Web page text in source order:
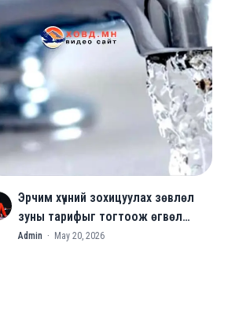
Эрчим хүчний зохицуулах зөвлөл
зуны тарифыг тогтоож өгвөл
хэрэглээний халуун усаар хангана
Admin · May 20, 2026